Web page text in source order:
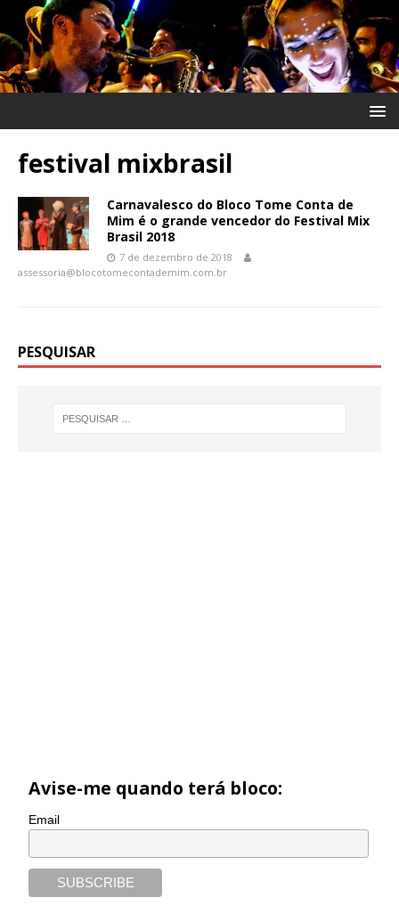
festival mixbrasil
Carnavalesco do Bloco Tome Conta de
Mim é o grande vencedor do Festival Mix
Brasil 2018
7 de dezembro de 2018
assessoria@blocotomecontademim.com.br
PESQUISAR
Avise-me quando terá bloco:
Email